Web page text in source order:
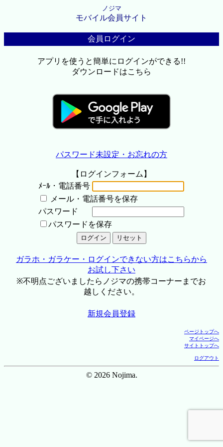
ノジマ
モバイル会員サイト
会員ログイン
アプリを使うと簡単にログインができる!!
ダウンロードはこちら
パスワード未設定・お忘れの方
【ログインフォーム】
ﾒｰﾙ・電話番号
メール・電話番号を保存
パスワード
パスワードを保存
ガラホ・ガラケー・ログインできない方はこちらから
お試し下さい
※不明点ございましたらノジマの携帯コーナーまでお
越しください。
新規会員登録
ページトップへ
マイページへ
サイトトップへ
ログアウト
© 2026 Nojima.